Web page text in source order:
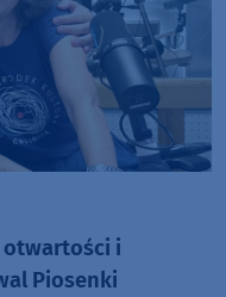
otwartości i
Piosenki